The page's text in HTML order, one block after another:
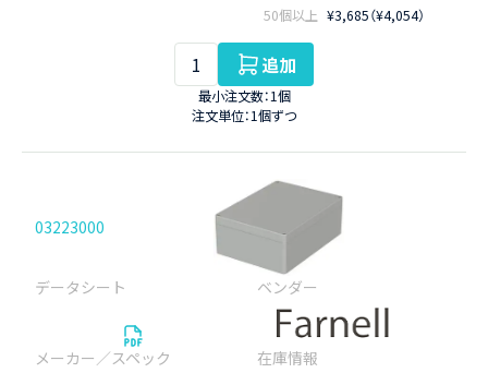
50個以上 ¥3,685（¥4,054）
追加
最小注文数：1個
注文単位：1個ずつ
03223000